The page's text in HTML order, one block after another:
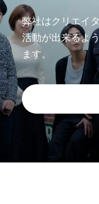
弊社はクリエイ
活動が出来るよ
ます。